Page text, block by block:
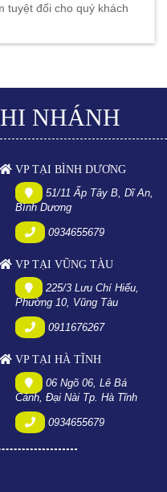
tuyệt đối cho quý khách
NHÁNH
VP TẠI BÌNH DƯƠNG
51/11 Ấp Tây B, Dĩ An,
Bình Dương
0934655679
VP TẠI VŨNG TÀU
225/3 Lưu Chí Hiếu,
Phường 10, Vũng Tàu
0911676267
VP TẠI HÀ TĨNH
06 Ngõ 06, Lê Bá
Cảnh, Đại Nài Tp. Hà Tĩnh
0934655679